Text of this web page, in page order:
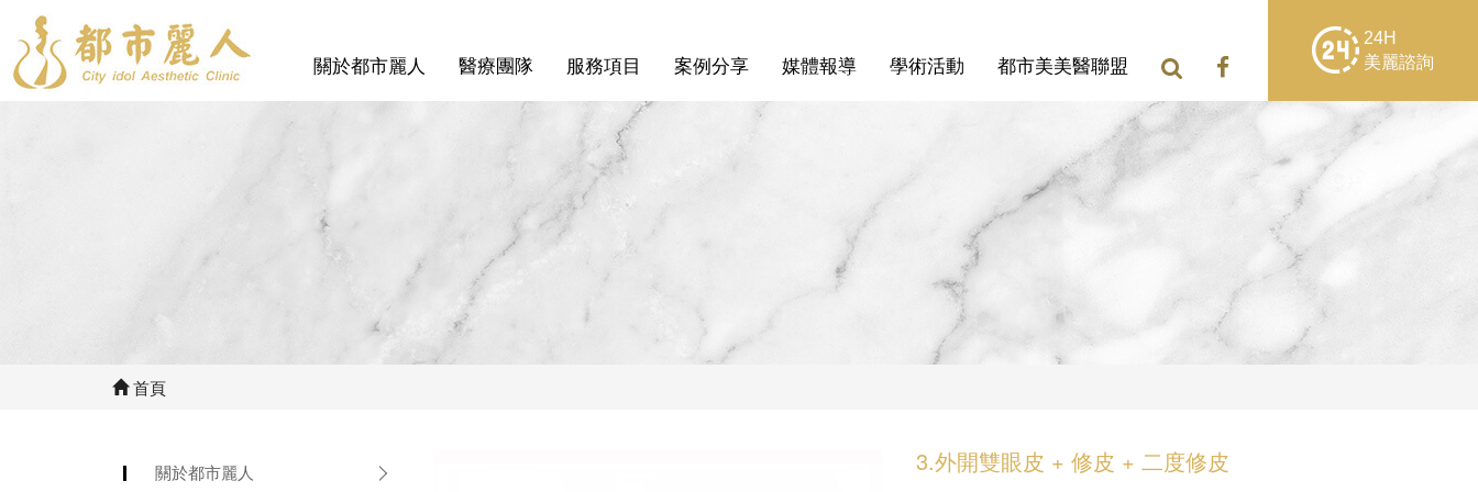
24H
美麗諮詢
關於都市麗人 醫療團隊 服務項目 案例分享 媒體報導 學術活動 都市美美醫聯盟
首頁
關於都市麗人 3.外開雙眼皮 + 修皮 + 二度修皮